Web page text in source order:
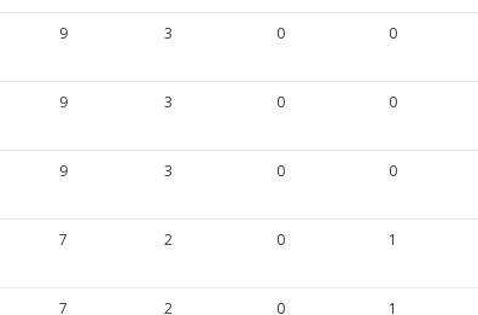
9 3 0 0
9 3 0 0
9 3 0 0
7 2 0 1
7 2 0 1